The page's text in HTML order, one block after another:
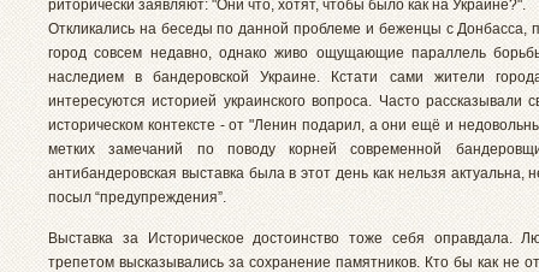
риторически заявляют: "Они что, хотят, чтобы было как на Украине?".
Откликались на беседы по данной проблеме и беженцы с Донбасса,
город совсем недавно, однако живо ощущающие параллель
наследием в бандеровской Украине. Кстати сами жители
интересуются историей украинского вопроса. Часто рассказывали
историческом контексте - от "Ленин подарил, а они ещё и
метких замечаний по поводу корней современной
антибандеровская выставка была в этот день как нельзя актуальна,
посыл “предупреждения”.
Выставка за Историческое достоинство тоже себя оправдала.
трепетом высказывались за сохранение памятников. Кто бы как не